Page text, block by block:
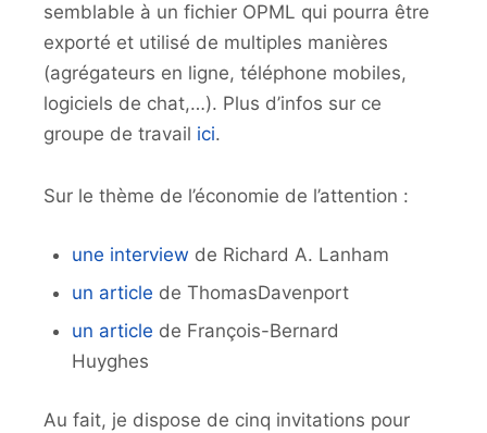
semblable à un fichier OPML qui pourra être
exporté et utilisé de multiples manières
(agrégateurs en ligne, téléphone mobiles,
logiciels de chat,…). Plus d’infos sur ce
groupe de travail ici.
Sur le thème de l’économie de l’attention :
une interview de Richard A. Lanham
un article de ThomasDavenport
un article de François-Bernard
Huyghes
Au fait, je dispose de cinq invitations pour